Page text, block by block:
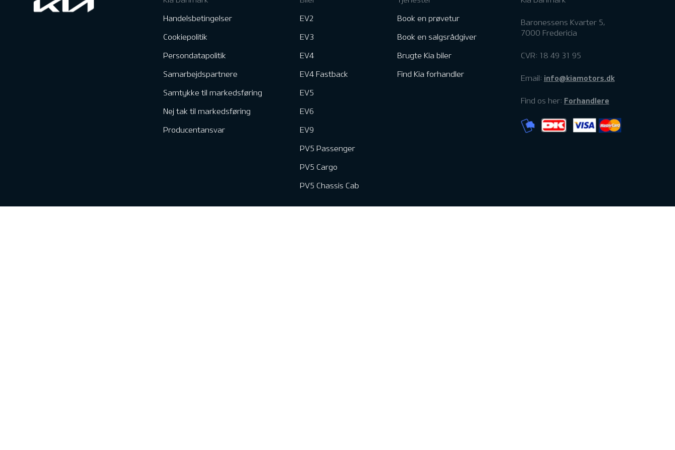
Handelsbetingelser
Cookiepolitik
Persondatapolitik
Samarbejdspartnere
Samtykke til markedsføring
Nej tak til markedsføring
Producentansvar
EV2
EV3
EV4
EV4 Fastback
EV5
EV6
EV9
PV5 Passenger
PV5 Cargo
PV5 Chassis Cab
Book en prøvetur
Book en salgsrådgiver
Brugte Kia biler
Find Kia forhandler
Baronessens Kvarter 5,
7000 Fredericia
CVR: 18 49 31 95
Email: info@kiamotors.dk
Find os her: Forhandlere